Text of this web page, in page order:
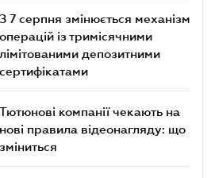
З 7 серпня змінюється механізм
операцій із тримісячними
лімітованими депозитними
сертифікатами
Тютюнові компанії чекають на
нові правила відеонагляду: що
зміниться